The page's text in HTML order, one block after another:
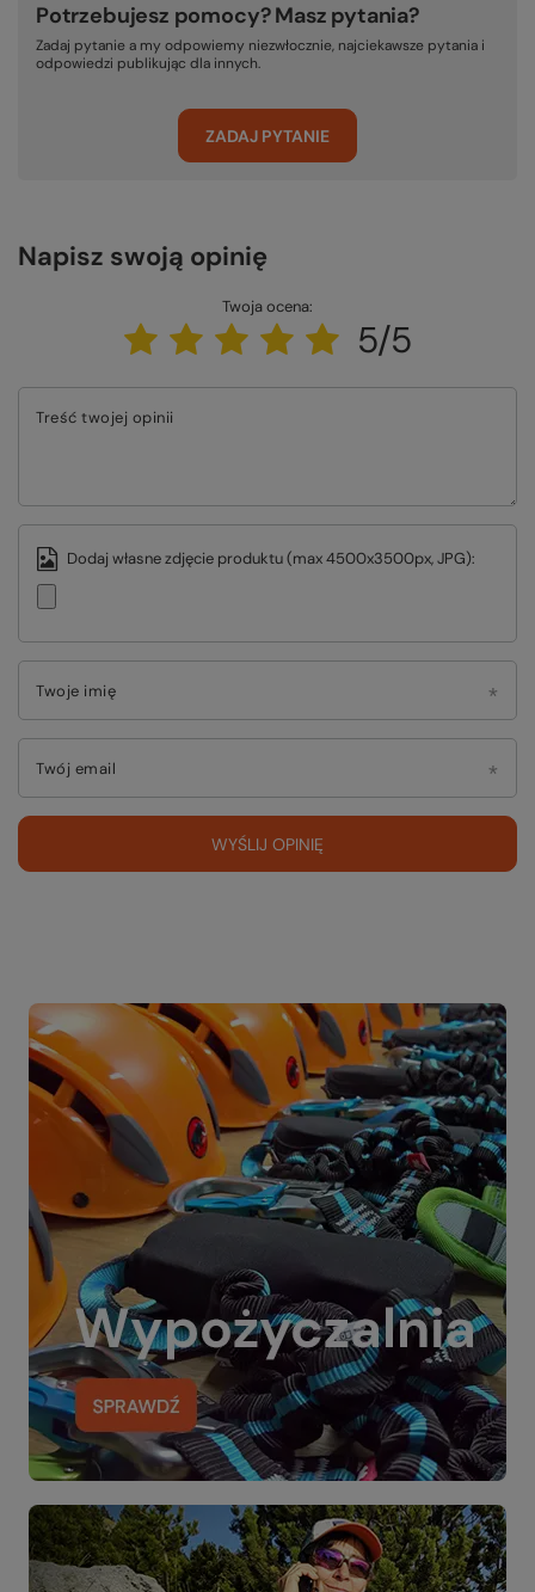
Potrzebujesz pomocy? Masz pytania?
Zadaj pytanie a my odpowiemy niezwłocznie, najciekawsze pytania i
odpowiedzi publikując dla innych.
ZADAJ PYTANIE
Napisz swoją opinię
Twoja ocena:
5/5
Treść twojej opinii
Dodaj własne zdjęcie produktu (max 4500x3500px, JPG):
Twoje imię
Twój email
WYŚLIJ OPINIĘ